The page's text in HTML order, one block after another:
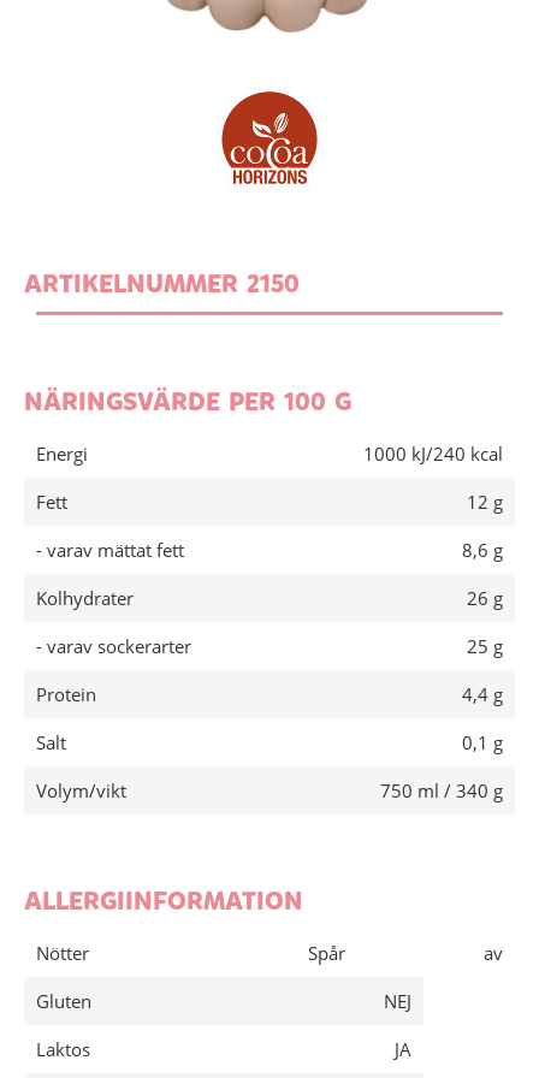
ARTIKELNUMMER 2150
NÄRINGSVÄRDE PER 100 G
Energi
1000 kJ/240 kcal
Fett
12 g
- varav mättat fett
8,6 g
Kolhydrater
26 g
- varav sockerarter
25 g
Protein
4,4 g
Salt
0,1 g
Volym/vikt
750 ml / 340 g
ALLERGIINFORMATION
Nötter Spår
av
Gluten
NEJ
Laktos
JA